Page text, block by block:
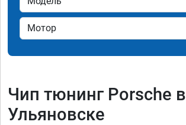
Чип тюнинг Porsche в
Ульяновске